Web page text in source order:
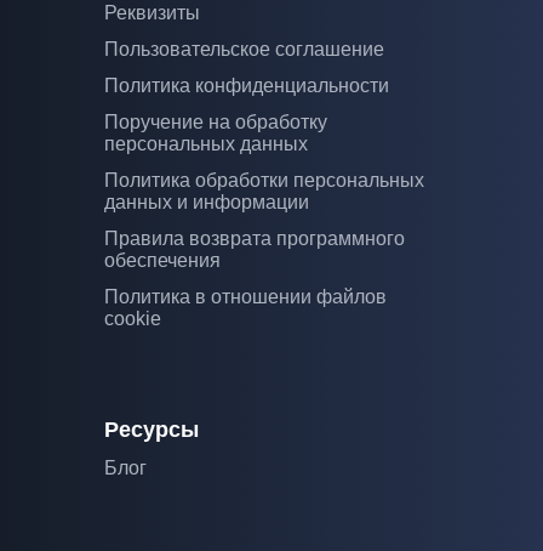
Реквизиты
Пользовательское соглашение
Политика конфиденциальности
Поручение на обработку
персональных данных
Политика обработки персональных
данных и информации
Правила возврата программного
обеспечения
Политика в отношении файлов
cookie
Ресурсы
Блог